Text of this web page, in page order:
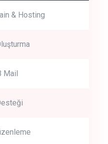
& Hosting
Mail